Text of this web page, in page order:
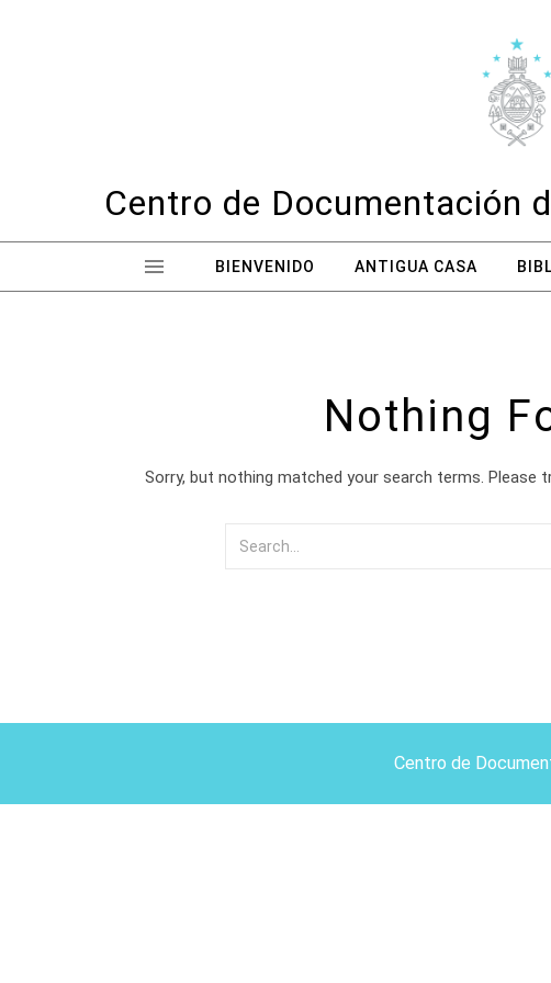
Centro de Documentación
BIENVENIDO ANTIGUA CASA
Nothing
Sorry, but nothing matched your search terms. Please
Centro de